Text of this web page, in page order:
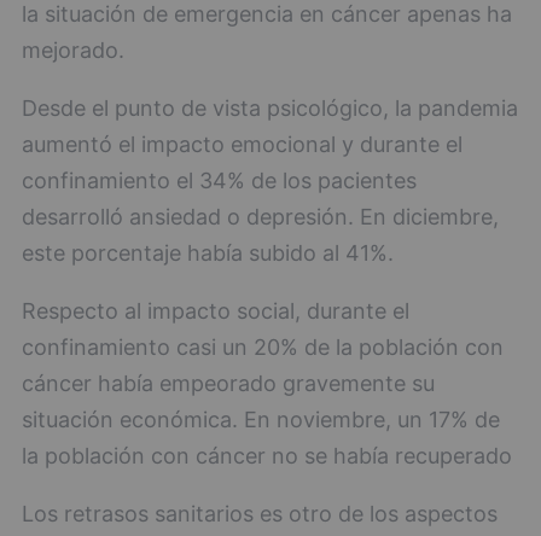
la situación de emergencia en cáncer apenas ha
mejorado.
Desde el punto de vista psicológico, la pandemia
aumentó el impacto emocional y durante el
confinamiento el 34% de los pacientes
desarrolló ansiedad o depresión. En diciembre,
este porcentaje había subido al 41%.
Respecto al impacto social, durante el
confinamiento casi un 20% de la población con
cáncer había empeorado gravemente su
situación económica. En noviembre, un 17% de
la población con cáncer no se había recuperado
Los retrasos sanitarios es otro de los aspectos